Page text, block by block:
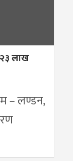
२३ लाख
– लण्डन,